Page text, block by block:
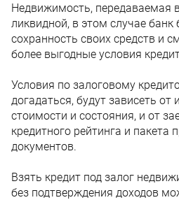
Недвижимость, передаваемая
ликвидной, в этом случае банк
сохранность своих средств и
более выгодные условия
Условия по залоговому
догадаться, будут зависеть
стоимости и состояния, и от
кредитного рейтинга и пакета
документов.
Взять кредит под залог
без подтверждения доходов